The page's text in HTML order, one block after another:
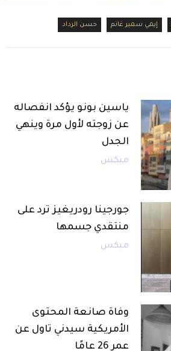
إيمي سمير غانم حسن الرداد
ياسين بونو يؤكد انفصاله
عن زوجته لأول مرة وينهي
الجدل
ميكس
جورجينا رودريغيز ترد على
منتقدي جسمها
ميكس
وفاة صانعة المحتوى
الأمريكية سيدني تاول عن
عمر 26 عامًا